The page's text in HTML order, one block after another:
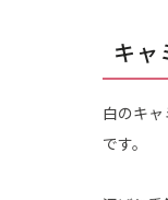
キャ
白のキ
です。